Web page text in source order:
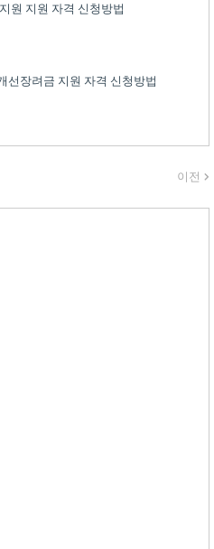
원 지원 자격 신청방법
선장려금 지원 자격 신청방법
이전